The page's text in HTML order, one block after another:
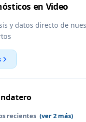
en Video
y datos directo de
recientes (ver 2 más)